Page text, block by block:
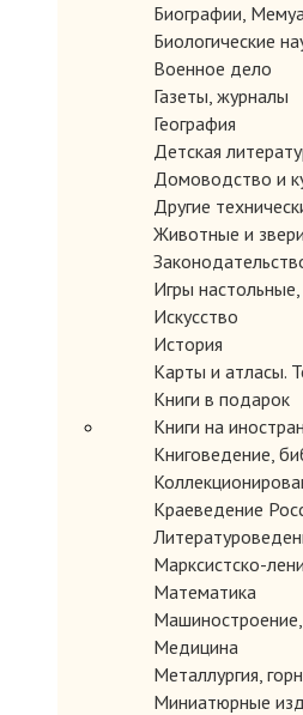
Биографии,
Биологические
Военное дело
Газеты, журналы
География
Детская
Домоводство и
Другие
Животные и звери
Игры
Искусство
История
Карты и атласы.
Книги в подарок
Книги на
Книговедение,
Краеведение
Марксистско-
Математика
Медицина
Металлургия,
Миниатюрные